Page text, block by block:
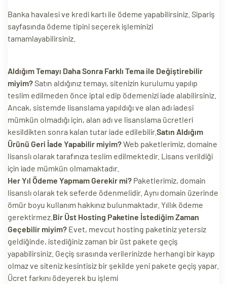
Banka havalesi ve kredi kartı ile ödeme yapabilirsiniz. Sipariş
sayfasında ödeme tipini seçerek işleminizi
tamamlayabilirsiniz.
Aldığım Temayı Daha Sonra Farklı Tema ile Değiştirebilir
miyim?Satın aldığınız temayı, sitenizin kurulumu yapılıp
teslim edilmeden önce iptal edip ödemenizi iade alabilirsiniz.
Ancak, sistemde lisanslama yapıldığı ve alan adı iadesi
mümkün olmadığı için, alan adı ve lisanslama ücretleri
kesildikten sonra kalan tutar iade edilebilir.Satın Aldığım
Ürünü Geri İade Yapabilir miyim?Web paketlerimiz, domaine
lisanslı olarak tarafınıza teslim edilmektedir. Lisans verildiği
için iade mümkün olmamaktadır.
Her Yıl Ödeme Yapmam Gerekir mi? Paketlerimiz, domain
lisanslı olarak tek seferde ödenmelidir. Aynı domain üzerinde
ömür boyu kullanım hakkınız bulunmaktadır. Yıllık ödeme
gerektirmez. Bir Üst Hosting Paketine İstediğim Zaman
Geçebilir miyim? Evet, mevcut hosting paketiniz yetersiz
geldiğinde, istediğiniz zaman bir üst pakete geçiş
yapabilirsiniz. Geçiş sırasında verilerinizde herhangi bir kayıp
olmaz ve siteniz kesintisiz bir şekilde yeni pakete geçiş yapar.
Ücret farkını ödeyerek bu işlemi